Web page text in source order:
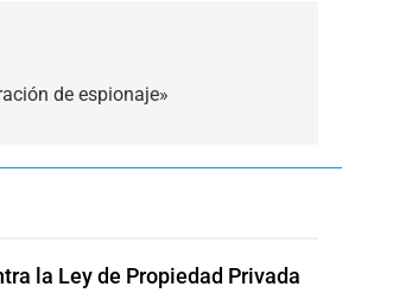
de espionaje»
la Ley de Propiedad Privada